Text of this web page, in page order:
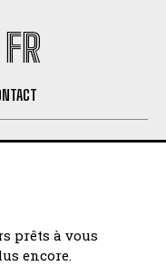
prêts à vous
encore.